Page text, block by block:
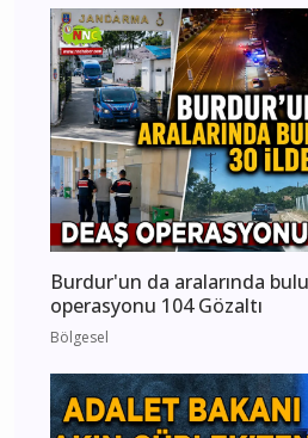
Burdur'un da aralarında
operasyonu 104 Gözaltı
Bölgesel